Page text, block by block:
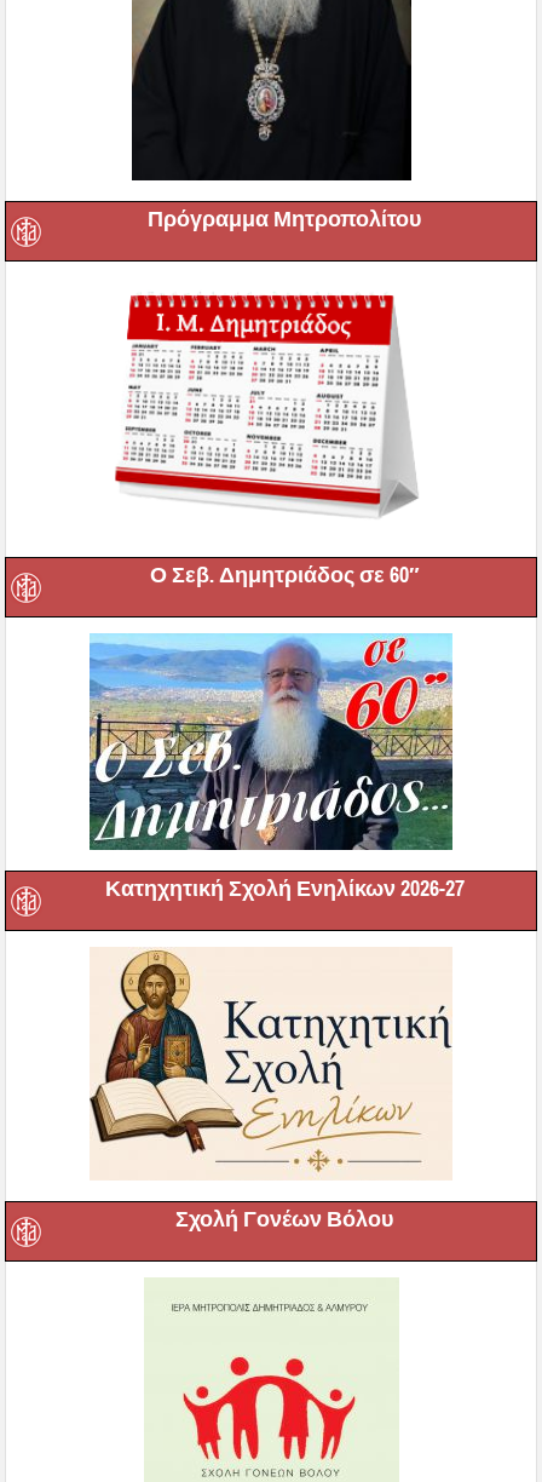
Πρόγραμμα Μητροπολίτου
Ο Σεβ. Δημητριάδος σε 60″
Κατηχητική Σχολή Ενηλίκων 2026-27
Σχολή Γονέων Βόλου